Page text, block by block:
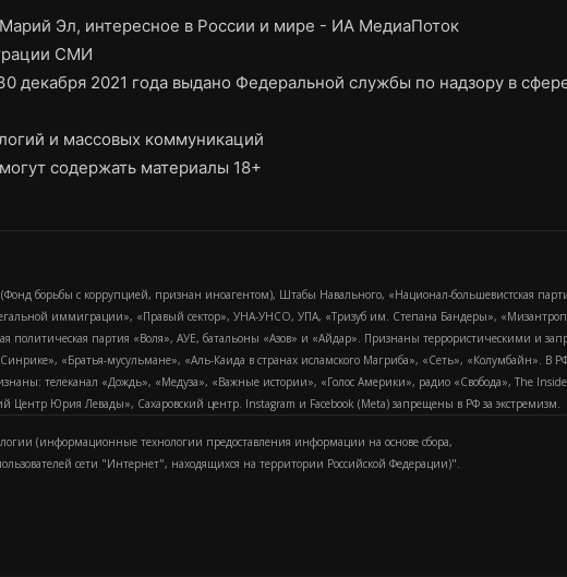
Эл, интересное в России и мире - ИА МедиаПоток
СМИ
2021 года выдано Федеральной службы по надзору в
и массовых коммуникаций
содержать материалы 18+
борьбы с коррупцией, признан иноагентом), Штабы Навального, «Национал-большевистская
иммиграции», «Правый сектор», УНА-УНСО, УПА, «Тризуб им. Степана Бандеры»,
политическая партия «Воля», АУЕ, батальоны «Азов» и «Айдар». Признаны террористическими и
«Братья-мусульмане», «Аль-Каида в странах исламского Магриба», «Сеть», «Колумбайн». В
телеканал «Дождь», «Медуза», «Важные истории», «Голос Америки», радио «Свобода», The
Юрия Левады», Сахаровский центр. Instagram и Facebook (Metа) запрещены в РФ за экстремизм.
(информационные технологии предоставления информации на основе сбора,
сети "Интернет", находящихся на территории Российской Федерации)".